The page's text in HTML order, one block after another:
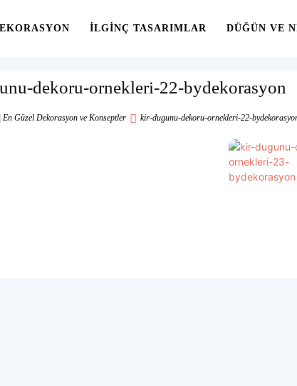
İLGINÇ TASARIMLAR DÜĞÜN VE
dekoru-ornekleri-22-bydekorasyon
Güzel Dekorasyon ve Konseptler kir-dugunu-dekoru-ornekleri-22-